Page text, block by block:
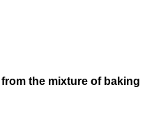
the mixture of baking